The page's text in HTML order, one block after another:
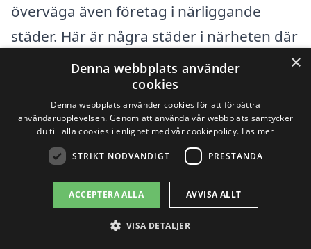
överväga även företag i närliggande
städer. Här är några städer i närheten där
du också kan hitta kompetenta företag
som erbjuder snöröjning:
Järna
Salem
Vallentuna
×
Denna webbplats använder
cookies
Denna webbplats använder cookies för att förbättra
användarupplevelsen. Genom att använda vår webbplats samtycker
du till alla cookies i enlighet med vår cookiepolicy. Läs mer
STRIKT NÖDVÄNDIGT PRESTANDA
ACCEPTERA ALLA AVVISA ALLT
VISA DETALJER